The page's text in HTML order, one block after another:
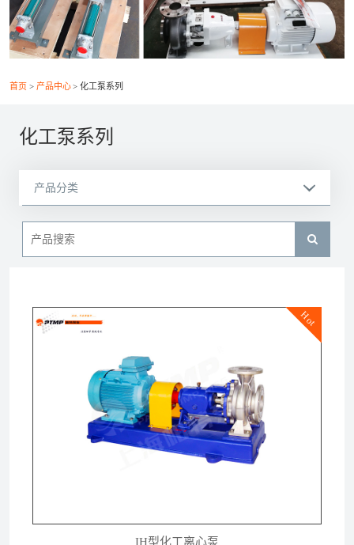
新闻中心
客服中心
021-56037469
+86-21-56386999
上海市静安区共和新路3088弄（祥腾财富广场）2号
6F
首页 产品中心 化工泵系列
化工泵系列
Hot
IH型化工离心泵